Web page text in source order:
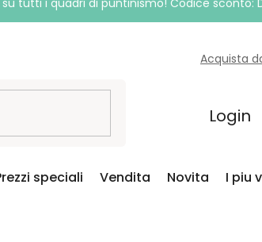
su tutti i quadri di puntinismo! Codice sconto:
Acquista
Login
speciali Vendita Novita I piu